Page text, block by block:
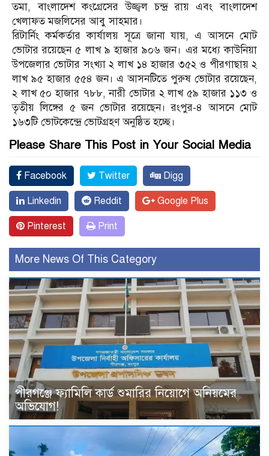
তমা, বাংলাদেশ কংগ্রেসের উজ্জ্বল চন্দ্র রায় এবং বাংলাদেশ
খেলাফত মজলিসের আবু সাহমার।
রিটার্নিং কর্মকর্তার কার্যালয় সূত্রে জানা যায়, এ আসনে মোট
ভোটার রয়েছেন ৫ লাখ ৯ হাজার ৯০৬ জন। এর মধ্যে কাউনিয়া
উপজেলার ভোটার সংখ্যা ২ লাখ ১৪ হাজার ৩৫২ ও পীরগাছায় ২
লাখ ৯৫ হাজার ৫৫৪ জন। এ আসনটিতে পুরুষ ভোটার রয়েছেন,
২ লাখ ৫০ হাজার ৭৮৮, নারী ভোটার ২ লাখ ৫৯ হাজার ১১৩ ও
তৃতীয় লিঙ্গের ৫ জন ভোটার রয়েছেন। রংপুর-৪ আসনে মোট
১৬৩টি ভোটকেন্দ্রে ভোটগ্রহণ অনুষ্ঠিত হচ্ছে।
Please Share This Post in Your Social Media
Facebook Twitter Digg
Linkedin Reddit Google Plus
Pinterest Print
More News Of This Category
পীরগঞ্জে ফ্যামিলি কার্ড শুমারির নিয়োগে অনিয়মের
অভিযোগ!